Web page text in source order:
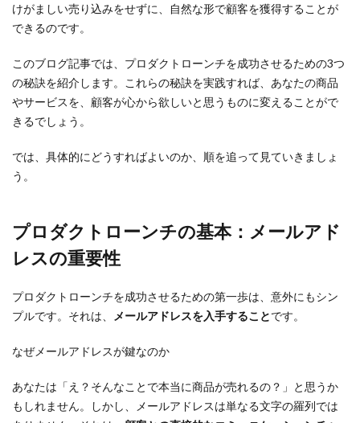
けがましい売り込みをせずに、自然な形で顧客を獲得することが
できるのです。
このブログ記事では、プロダクトローンチを成功させるための3つ
の秘訣を紹介します。これらの秘訣を実践すれば、あなたの商品
やサービスを、顧客が心から欲しいと思うものに変えることがで
きるでしょう。
では、具体的にどうすればよいのか、順を追って見ていきましょ
う。
プロダクトローンチの基本：メールアド
レスの重要性
プロダクトローンチを成功させるための第一歩は、意外にもシン
プルです。それは、
メールアドレスを入手することです。
なぜメールアドレスが鍵なのか
あなたは「え？そんなことで本当に商品が売れるの？」と思うか
もしれません。しかし、メールアドレスは単なる文字の羅列では